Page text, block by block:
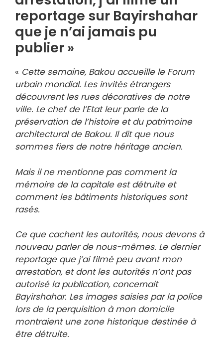
reportage sur Bayirshahar
que je n’ai jamais pu
publier »
« Cette semaine, Bakou accueille le Forum
urbain mondial. Les invités étrangers
découvrent les rues décoratives de notre
ville. Le chef de l’Etat leur parle de la
préservation de l’histoire et du patrimoine
architectural de Bakou. Il dit que nous
sommes fiers de notre héritage ancien.
Mais il ne mentionne pas comment la
mémoire de la capitale est détruite et
comment les bâtiments historiques sont
rasés.
Ce que cachent les autorités, nous devons à
nouveau parler de nous-mêmes. Le dernier
reportage que j’ai filmé peu avant mon
arrestation, et dont les autorités n’ont pas
autorisé la publication, concernait
Bayirshahar. Les images saisies par la police
lors de la perquisition à mon domicile
montraient une zone historique destinée à
être détruite.